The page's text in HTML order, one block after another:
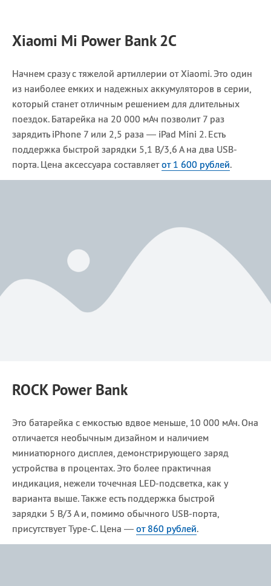
Xiaomi Mi Power Bank 2C
Начнем сразу с тяжелой артиллерии от Xiaomi. Это один
из наиболее емких и надежных аккумуляторов в серии,
который станет отличным решением для длительных
поездок. Батарейка на 20 000 мАч позволит 7 раз
зарядить iPhone 7 или 2,5 раза — iPad Mini 2. Есть
поддержка быстрой зарядки 5,1 В/3,6 А на два USB-
порта. Цена аксессуара составляетот 1 600 рублей.
ROCK Power Bank
Это батарейка с емкостью вдвое меньше, 10 000 мАч. Она
отличается необычным дизайном и наличием
миниатюрного дисплея, демонстрирующего заряд
устройства в процентах. Это более практичная
индикация, нежели точечная LED-подсветка, как у
варианта выше. Также есть поддержка быстрой
зарядки 5 В/3 А и, помимо обычного USB-порта,
присутствует Type-C. Цена — от 860 рублей.